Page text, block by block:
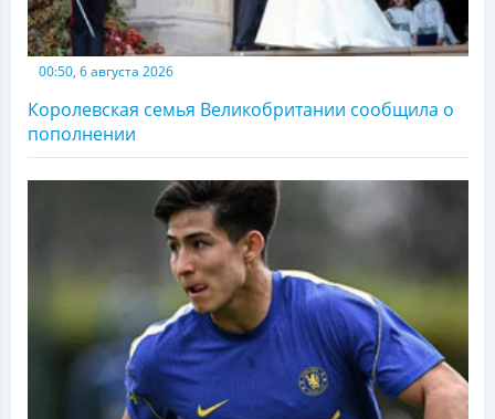
00:50, 6 августа 2026
Королевская семья Великобритании сообщила о
пополнении